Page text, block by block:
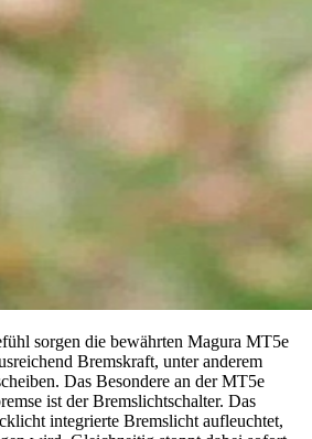
sorgen die bewährten Magura MT5e
Bremskraft, unter anderem
Das Besondere an der MT5e
ist der Bremslichtschalter. Das
integrierte Bremslicht aufleuchtet,